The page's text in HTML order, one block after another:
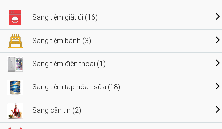
Sang tiệm giặt ủi (16)
Sang tiệm bánh (3)
Sang tiệm điện thoại (1)
Sang tiệm tạp hóa - sữa (18)
Sang căn tin (2)